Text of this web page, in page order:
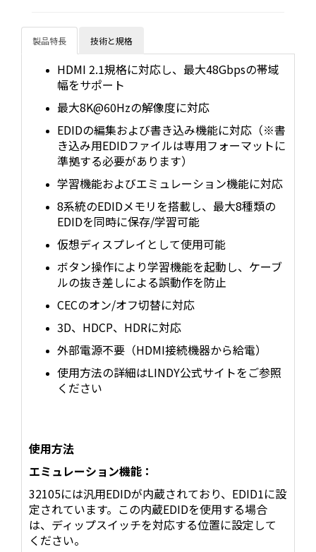
製品特長 技術と規格
HDMI 2.1規格に対応し、最大48Gbpsの帯域
幅をサポート
最大8K@60Hzの解像度に対応
EDIDの編集および書き込み機能に対応（※書
き込み用EDIDファイルは専用フォーマットに
準拠する必要があります）
学習機能およびエミュレーション機能に対応
8系統のEDIDメモリを搭載し、最大8種類の
EDIDを同時に保存/学習可能
仮想ディスプレイとして使用可能
ボタン操作により学習機能を起動し、ケーブ
ルの抜き差しによる誤動作を防止
CECのオン/オフ切替に対応
3D、HDCP、HDRに対応
外部電源不要（HDMI接続機器から給電）
使用方法の詳細はLINDY公式サイトをご参照
ください
使用方法
エミュレーション機能：
32105には汎用EDIDが内蔵されており、EDID1に設
定されています。この内蔵EDIDを使用する場合
は、ディップスイッチを対応する位置に設定して
ください。